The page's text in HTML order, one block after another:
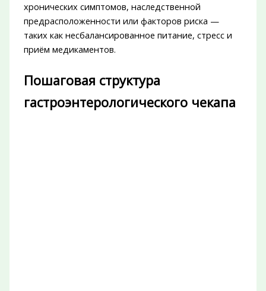
хронических симптомов, наследственной
предрасположенности или факторов риска —
таких как несбалансированное питание, стресс и
приём медикаментов.
Пошаговая структура
гастроэнтерологического чекапа